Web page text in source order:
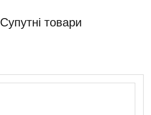
Супутні товари